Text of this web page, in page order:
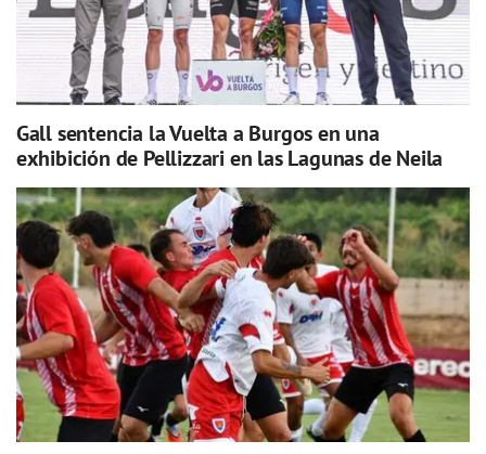
Gall sentencia la Vuelta a Burgos en una
exhibición de Pellizzari en las Lagunas de Neila